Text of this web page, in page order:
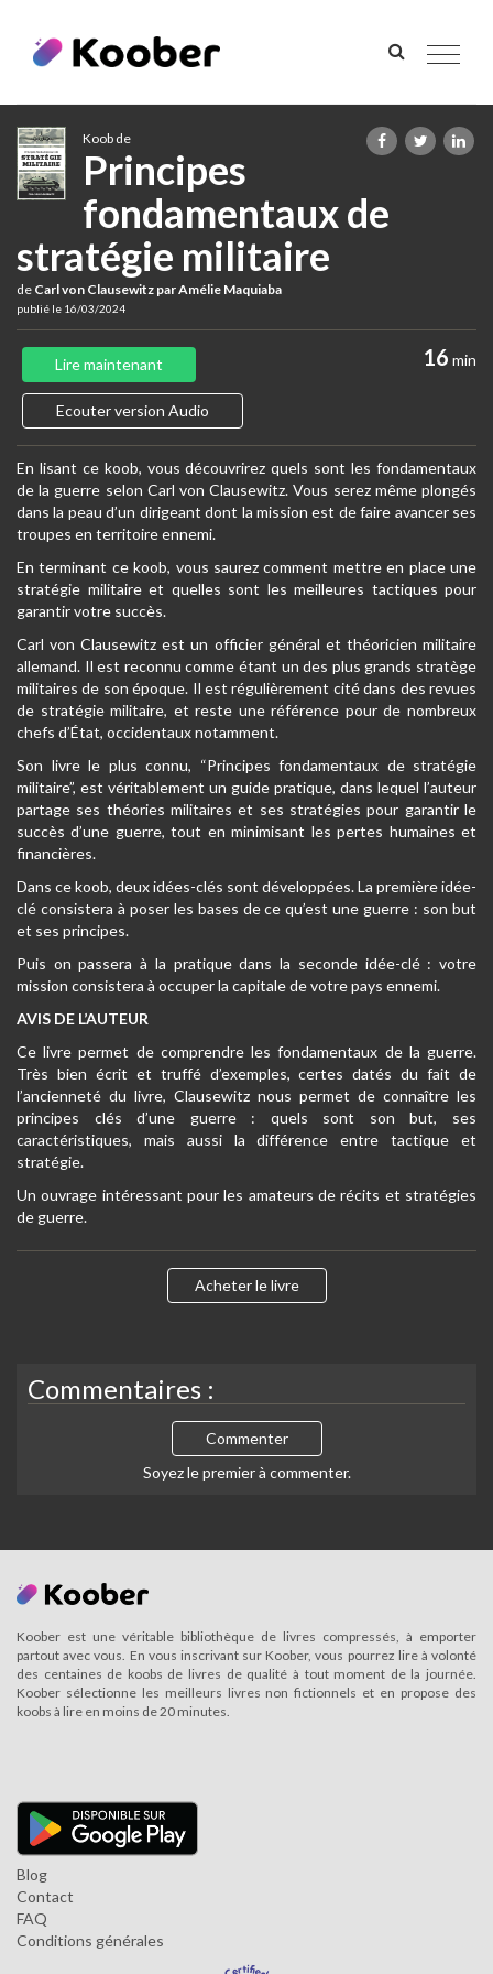
Toggle
Koob de
Principes
fondamentaux de
stratégie militaire
de Carl von Clausewitz par Amélie Maquiaba
publié le 16/03/2024
16 min
Lire maintenant
Ecouter version Audio
En lisant ce koob, vous découvrirez quels sont les fondamentaux
de la guerre selon Carl von Clausewitz. Vous serez même plongés
dans la peau d’un dirigeant dont la mission est de faire avancer ses
troupes en territoire ennemi.
En terminant ce koob, vous saurez comment mettre en place une
stratégie militaire et quelles sont les meilleures tactiques pour
garantir votre succès.
Carl von Clausewitz est un officier général et théoricien militaire
allemand. Il est reconnu comme étant un des plus grands stratège
militaires de son époque. Il est régulièrement cité dans des revues
de stratégie militaire, et reste une référence pour de nombreux
chefs d’État, occidentaux notamment.
Son livre le plus connu, “Principes fondamentaux de stratégie
militaire”, est véritablement un guide pratique, dans lequel l’auteur
partage ses théories militaires et ses stratégies pour garantir le
succès d’une guerre, tout en minimisant les pertes humaines et
financières.
Dans ce koob, deux idées-clés sont développées. La première idée-
clé consistera à poser les bases de ce qu’est une guerre : son but
et ses principes.
Puis on passera à la pratique dans la seconde idée-clé : votre
mission consistera à occuper la capitale de votre pays ennemi.
AVIS DE L’AUTEUR
Ce livre permet de comprendre les fondamentaux de la guerre.
Très bien écrit et truffé d’exemples, certes datés du fait de
l’ancienneté du livre, Clausewitz nous permet de connaître les
principes clés d’une guerre : quels sont son but, ses
caractéristiques, mais aussi la différence entre tactique et
stratégie.
Un ouvrage intéressant pour les amateurs de récits et stratégies
de guerre.
Acheter le livre
Commentaires :
Commenter
Soyez le premier à commenter.
Koober est une véritable bibliothèque de livres compressés, à emporter
partout avec vous. En vous inscrivant sur Koober, vous pourrez lire à volonté
des centaines de koobs de livres de qualité à tout moment de la journée.
Koober sélectionne les meilleurs livres non fictionnels et en propose des
koobs à lire en moins de 20 minutes.
Blog
Contact
FAQ
Conditions générales